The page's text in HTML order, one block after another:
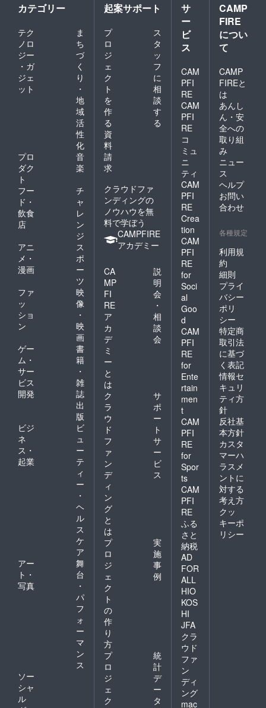
カテゴリー
テク
ノロ
ジー
・ガ
ジェ
ット
ま
ち
づ
く
り
・
地
域
活
性
化
プロ
ダク
ト
音
楽
フー
ド・
飲食
店
チ
ャ
レ
ン
ジ
アニ
メ・
漫画
ス
ポ
ー
ツ
ファ
ッ
ショ
ン
映
像
・
映
画
ゲー
ム・
サー
ビス
開発
書
籍
・
雑
誌
出
版
ビジ
ネ
ス・
起業
ビ
ュ
ー
テ
ィ
ー
・
ヘ
ル
ス
ケ
ア
アー
ト・
写真
舞
台
・
パ
フ
ォ
ー
マ
ン
ス
ソー
シャ
ル
起案サポート
プ
ロ
ジ
ェ
ク
ト
を
作
る
ス
タ
ッ
フ
に
相
談
す
る
資
料
請
求
クラウドファ
ンディングの
ノウハウを無
料で学ぼう
CAMPFIRE
アカデミー
CA
MP
FI
RE
ア
カ
デ
ミ
ー
と
は
説
明
会
・
相
談
会
ク
ラ
ウ
ド
フ
ァ
ン
デ
ィ
ン
グ
と
は
サ
ポ
ー
ト
サ
ー
ビ
ス
プ
ロ
ジ
ェ
ク
ト
の
作
り
方
実
施
事
例
プ
ロ
ジ
ェ
ク
統
計
デ
ー
タ
サ
ー
ビ
ス
CAM
PFI
RE
CAM
PFI
RE
コ
ミュ
ニ
ティ
CAM
PFI
RE
Crea
tion
CAM
PFI
RE
for
Soci
al
Goo
d
CAM
PFI
RE
for
Ente
rtain
men
t
CAM
PFI
RE
for
Spor
ts
CAM
PFI
RE
ふる
さと
納税
AD
FOR
ALL
HIO
KOS
HI
JFA
クラ
ウド
ファ
ン
ディ
ング
mac
CAMP
FIRE
につい
て
CAMP
FIREと
は
あんし
ん・安
全への
取り組
み
ニュー
ス
ヘルプ
お問い
合わせ
各種規定
利用規
約
細則
プライ
バシー
ポリ
シー
特定商
取引法
に基づ
く表記
情報セ
キュリ
ティ方
針
反社基
本方針
カスタ
マーハ
ラスメ
ントに
対する
考え方
クッ
キーポ
リシー